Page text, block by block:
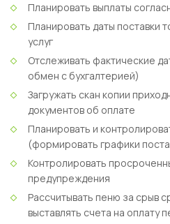
Планировать выплаты
Планировать даты поставки
услуг
Отслеживать фактические
обмен с бухгалтерией)
Загружать скан копии
документов об оплате
Планировать и
(формировать графики
Контролировать
предупреждения
Рассчитывать пеню за срыв
выставлять счета на оплату